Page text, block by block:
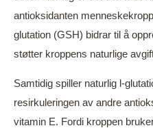
antioksidanten
glutation (GSH) bidrar til å
støtter kroppens naturlige
Samtidig spiller naturlig l-
resirkuleringen av andre
vitamin E. Fordi kroppen